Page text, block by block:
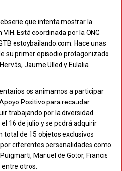
que intenta mostrar la
Está coordinada por la ONG
estoybailando.com. Hace unas
su primer episodio protagonizado
Jaume Ulled y Eulalia
os animamos a participar
Positivo para recaudar
trabajando por la diversidad.
16 de julio y se podrá adquirir
total de 15 objetos exclusivos
diferentes personalidades como
Manuel de Gotor, Francis
entre otros.